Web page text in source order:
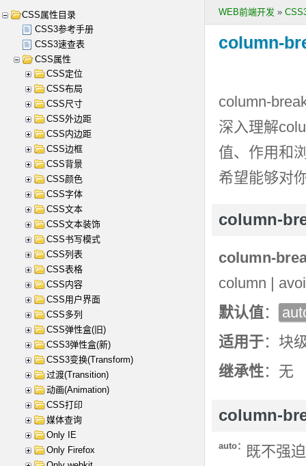
WEB前端开发 »
column-
column-
深入理解
值、作用和
希望能够对
column-
column-
column |
默认值：
适用于：块
继承性：无
column-
auto： 既不强
CSS属性目录
CSS3参考手册
CSS3速查表
CSS属性
CSS定位
CSS布局
CSS尺寸
CSS外边距
CSS内边距
CSS边框
CSS背景
CSS颜色
CSS字体
CSS文本
CSS文本装饰
CSS书写模式
CSS列表
CSS表格
CSS内容
CSS用户界面
CSS多列
CSS弹性盒(旧)
CSS3弹性盒(新)
CSS3变换(Transform)
过渡(Transition)
动画(Animation)
CSS打印
媒体查询
Only IE
Only Firefox